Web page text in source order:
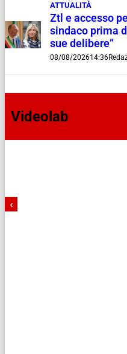
ATTUALITÀ
Ztl e accesso
sindaco prima
sue delibere”
08/08/202614:36
Videolab
‹